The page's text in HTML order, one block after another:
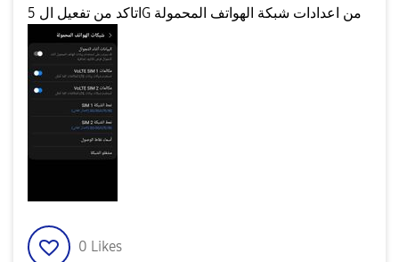
اتاكد من تفعيل ال 5G من اعدادات شبكة الهواتف المحمولة
0 Likes